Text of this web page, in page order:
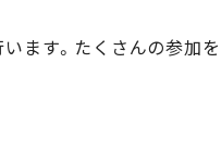
ます。たくさんの参加